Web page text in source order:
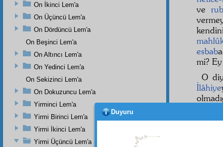
ve
esbab
mi?
O
İlâhiye
On İkinci Lem'a
On Üçüncü Lem'a
On Dördüncü Lem'a
On Beşinci Lem'a
On Altıncı Lem'a
On Yedinci Lem'a
On Sekizinci Lem'a
On Dokuzuncu Lem'a
Yirminci Lem'a
Yirmi Birinci Lem'a
Yirmi İkinci Lem'a
Yirmi Üçüncü Lem'a
Duyuru